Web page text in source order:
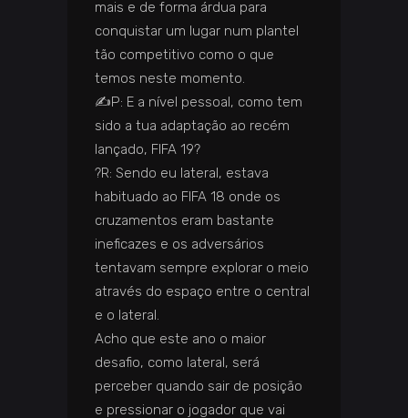
mais e de forma árdua para
conquistar um lugar num plantel
tão competitivo como o que
temos neste momento.
✍️P: E a nível pessoal, como tem
sido a tua adaptação ao recém
lançado, FIFA 19?
?️R: Sendo eu lateral, estava
habituado ao FIFA 18 onde os
cruzamentos eram bastante
ineficazes e os adversários
tentavam sempre explorar o meio
através do espaço entre o central
e o lateral.
Acho que este ano o maior
desafio, como lateral, será
perceber quando sair de posição
e pressionar o jogador que vai